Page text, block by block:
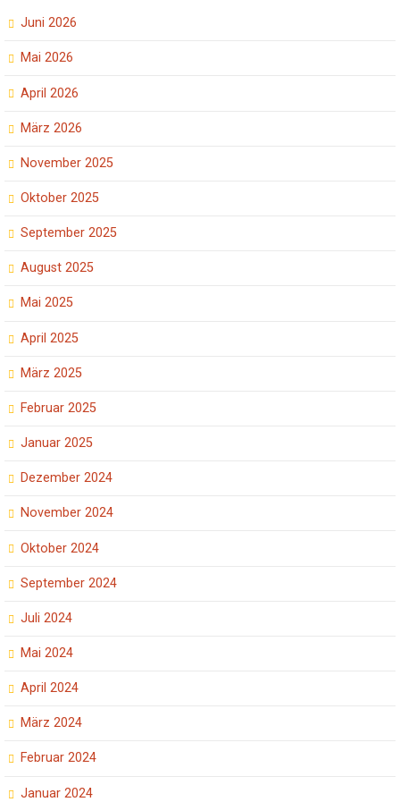
Juni 2026
Mai 2026
April 2026
März 2026
November 2025
Oktober 2025
September 2025
August 2025
Mai 2025
April 2025
März 2025
Februar 2025
Januar 2025
Dezember 2024
November 2024
Oktober 2024
September 2024
Juli 2024
Mai 2024
April 2024
März 2024
Februar 2024
Januar 2024